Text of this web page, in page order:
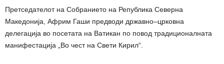
Претседателот на Собранието на Република Северна
Македонија, Африм Гаши предводи државно–црковна
делегација во посетата на Ватикан по повод традиционалната
манифестација „Во чест на Свети Кирил“.